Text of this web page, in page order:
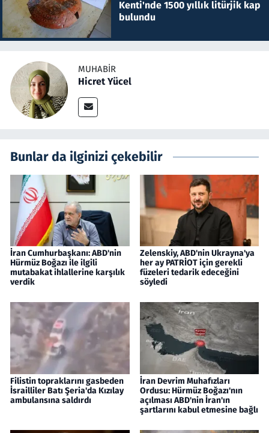
Kenti'nde 1500 yıllık litürjik kap
bulundu
MUHABIR
Hicret Yücel
Bunlar da ilginizi çekebilir
İran Cumhurbaşkanı: ABD'nin
Hürmüz Boğazı ile ilgili
mutabakat ihlallerine karşılık
verdik
Zelenskiy, ABD'nin Ukrayna'ya
her ay PATRİOT için gerekli
füzeleri tedarik edeceğini
söyledi
Filistin topraklarını gasbeden
İsrailliler Batı Şeria'da Kızılay
ambulansına saldırdı
İran Devrim Muhafızları
Ordusu: Hürmüz Boğazı'nın
açılması ABD'nin İran'ın
şartlarını kabul etmesine bağlı